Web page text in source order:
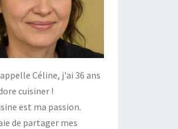
Céline, j'ai 36 ans
cuisiner !
est ma passion.
de partager mes